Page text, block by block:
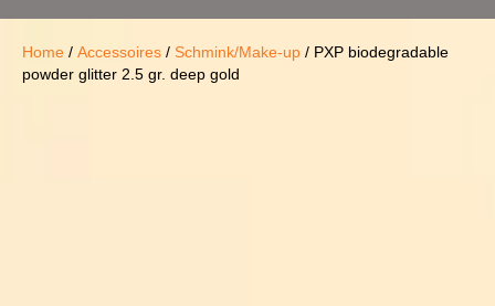
Home / Accessoires / Schmink/Make-up / PXP biodegradable
powder glitter 2.5 gr. deep gold